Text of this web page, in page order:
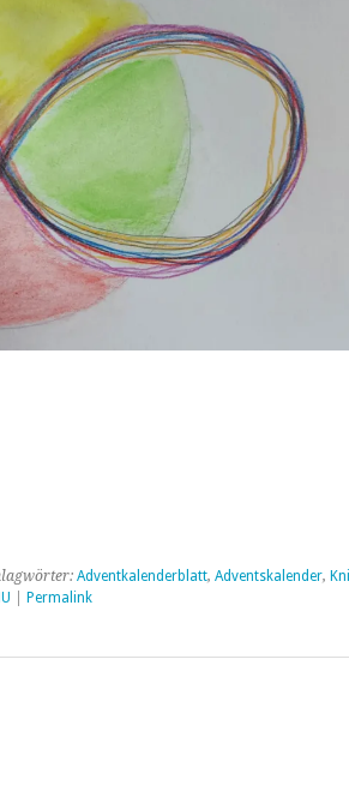
Adventkalenderblatt, Adventskalender,
Permalink